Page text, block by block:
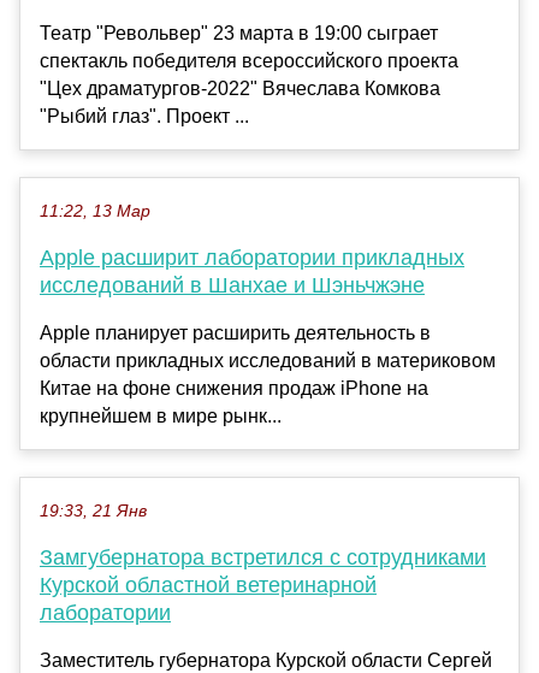
Театр "Револьвер" 23 марта в 19:00 сыграет
спектакль победителя всероссийского проекта
"Цех драматургов-2022" Вячеслава Комкова
"Рыбий глаз". Проект ...
11:22, 13 Мар
Apple расширит лаборатории прикладных
исследований в Шанхае и Шэньчжэне
Apple планирует расширить деятельность в
области прикладных исследований в материковом
Китае на фоне снижения продаж iPhone на
крупнейшем в мире рынк...
19:33, 21 Янв
Замгубернатора встретился с сотрудниками
Курской областной ветеринарной
лаборатории
Заместитель губернатора Курской области Сергей